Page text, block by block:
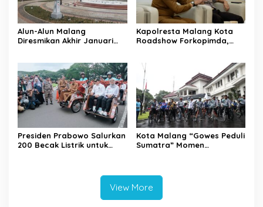
Alun-Alun Malang
Diresmikan Akhir Januari
Kapolresta Malang Kota
Roadshow Forkopimda,
Presiden Prabowo Salurkan
200 Becak Listrik untuk
Kota Malang “Gowes Peduli
Sumatra” Momen
View More